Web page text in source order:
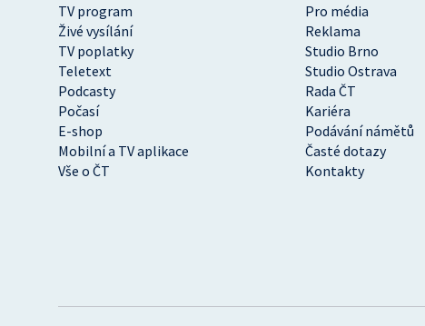
TV program
Pro média
Živé vysílání
Reklama
TV poplatky
Studio Brno
Teletext
Studio Ostrava
Podcasty
Rada ČT
Počasí
Kariéra
E-shop
Podávání námětů
Mobilní a TV aplikace
Časté dotazy
Vše o ČT
Kontakty